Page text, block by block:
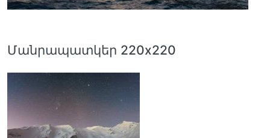
Մանրապատկեր 220x220